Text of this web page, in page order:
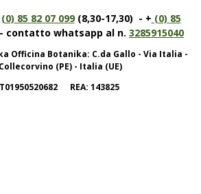
(0) 85 82 07 099(8,30-17,30) - + (0) 85
contatto whatsapp al n. 3285915040
Officina Botanika: C.da Gallo - Via Italia -
(PE) - Italia (UE)
REA: 143825